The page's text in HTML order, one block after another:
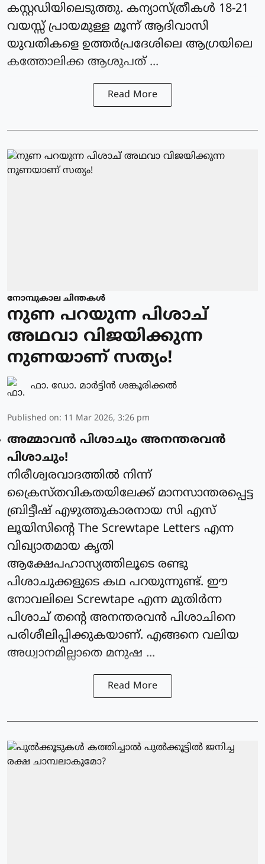
കസ്റ്റഡിയിലെടുത്തു. കന്യാസ്ത്രീകൾ 18-21
വയസ്സ് പ്രായമുള്ള മൂന്ന് ആദിവാസി
യുവതികളെ ഉത്തർപ്രദേശിലെ ആഗ്രയിലെ
കത്തോലിക്ക ആശുപത് ...
Read More
നോമ്പുകാല ചിന്തകൾ
നുണ പറയുന്ന പിശാച്
അഥവാ വിജയിക്കുന്ന
നുണയാണ് സത്യം!
ഫാ. ഡോ. മാര്‍ട്ടിന്‍ ശങ്കൂരിക്കല്‍
Published on: 11 Mar 2026, 3:26 pm
അമ്മാവൻ പിശാചും അനന്തരവൻ
പിശാചും!
നിരീശ്വരവാദത്തിൽ നിന്ന്
ക്രൈസ്തവികതയിലേക്ക് മാനസാന്തരപ്പെട്ട
ബ്രിട്ടീഷ് എഴുത്തുകാരനായ സി എസ്
ലൂയിസിന്റെ The Screwtape Letters എന്ന
വിഖ്യാതമായ കൃതി
ആക്ഷേപഹാസ്യത്തിലൂടെ രണ്ടു
പിശാചുക്കളുടെ കഥ പറയുന്നുണ്ട്. ഈ
നോവലിലെ Screwtape എന്ന മുതിർന്ന
പിശാച് തന്റെ അനന്തരവൻ പിശാചിനെ
പരിശീലിപ്പിക്കുകയാണ്. എങ്ങനെ വലിയ
അധ്വാനമില്ലാതെ മനുഷ ...
Read More